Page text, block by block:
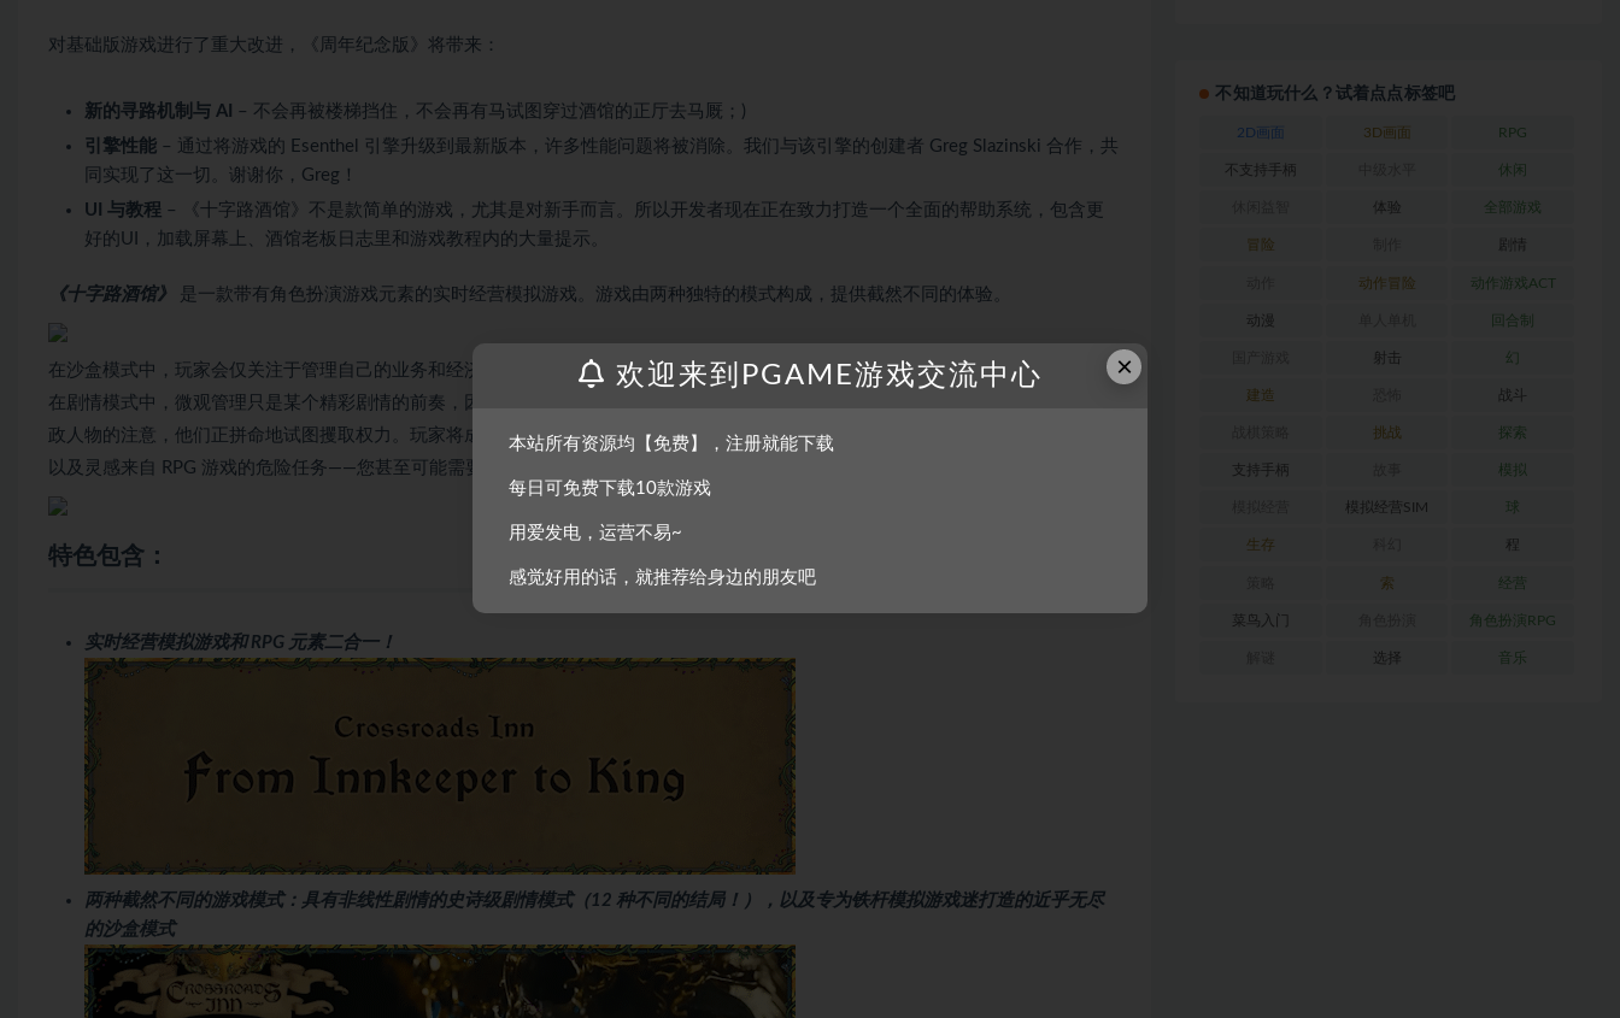
对基础版游戏进行了重大改进，《周年纪念版》将带来：
新的寻路机制与 AI – 不会再被楼梯挡住，不会再有马试图穿过酒馆的正厅去马厩；)
引擎性能 – 通过将游戏的 Esenthel 引擎升级到最新版本，许多性能问题将被消除。我们与该引擎的创建者 Greg Slazinski 合作，共
同实现了这一切。谢谢你，Greg！
UI 与教程 – 《十字路酒馆》不是款简单的游戏，尤其是对新手而言。所以开发者现在正在致力打造一个全面的帮助系统，包含更
好的UI，加载屏幕上、酒馆老板日志里和游戏教程内的大量提示。
《十字路酒馆》 是一款带有角色扮演游戏元素的实时经营模拟游戏。游戏由两种独特的模式构成，提供截然不同的体验。
在沙盒模式中，玩家会仅关注于管理自己的业务和经济——建立自己的酒馆，雇佣和监督员工，管理供应链和创造新的菜谱。
在剧情模式中，微观管理只是某个精彩剧情的前奏，因为王国正处于动荡之中，权力的更迭不时发生。您的酒馆很快就会吸引重要的军
政人物的注意，他们正拼命地试图攫取权力。玩家将成为一场大型戏剧的一份子，这场戏剧充满了政治阴谋、生动的角色、背叛的 NPC
以及灵感来自 RPG 游戏的危险任务——您甚至可能需要英雄救美！
特色包含：
实时经营模拟游戏和 RPG 元素二合一！
两种截然不同的游戏模式：具有非线性剧情的史诗级剧情模式（12 种不同的结局！），以及专为铁杆模拟游戏迷打造的近乎无尽
的沙盒模式
不知道玩什么？试着点点标签吧
2D画面 3D画面 RPG
不支持手柄 休闲
体验 全部游戏
冒险 剧情
动作冒险 动作游戏ACT
动漫 回合制
射击 幻
建造 战斗
挑战 探索
支持手柄 模拟
模拟经营SIM 球
生存 程
索 经营
菜鸟入门 角色扮演RPG
选择 音乐
×
欢迎来到PGAME游戏交流中心
本站所有资源均【免费】，注册就能下载
每日可免费下载10款游戏
用爱发电，运营不易~
感觉好用的话，就推荐给身边的朋友吧